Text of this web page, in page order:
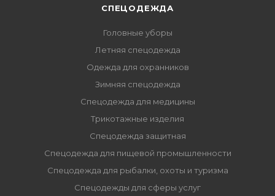
СПЕЦОДЕЖДА
Головные уборы
Летняя спецодежда
Одежда для охранников
Зимняя спецодежда
Спецодежда для медицины
Трикотажные изделия
Спецодежда защитная
Спецодежда для пищевой промышленности
Спецодежда для рыбалки, охоты и туризма
Спецодежды для сферы услуг